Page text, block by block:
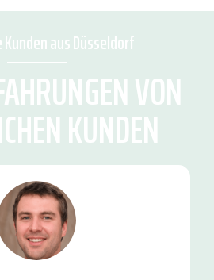
aus Düsseldorf
VON
KUNDEN